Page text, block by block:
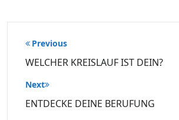
Beitragsnavigation
Previous
WELCHER KREISLAUF IST DEIN?
Next
ENTDECKE DEINE BERUFUNG